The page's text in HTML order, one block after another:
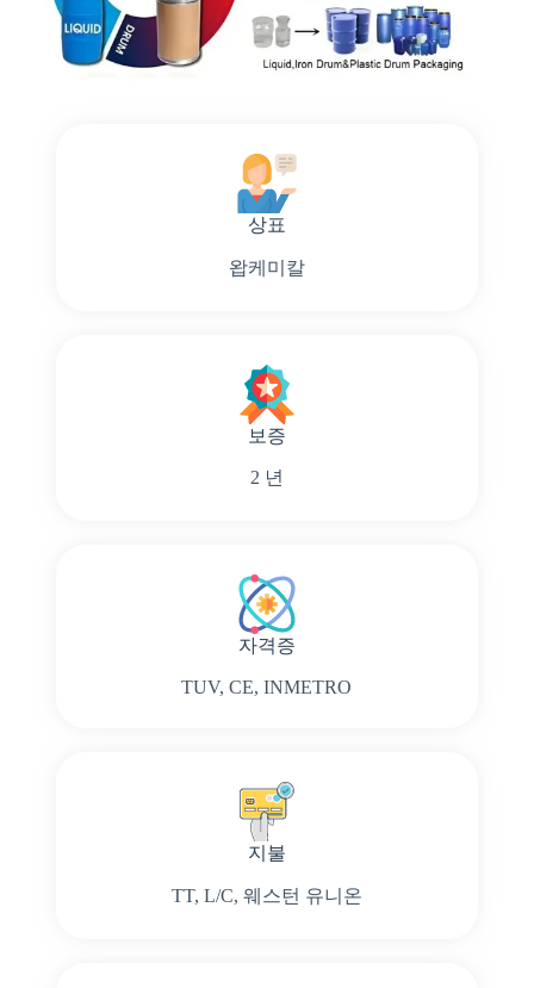
상표
왑케미칼
보증
2 년
자격증
TUV, CE, INMETRO
지불
TT, L/C, 웨스턴 유니온